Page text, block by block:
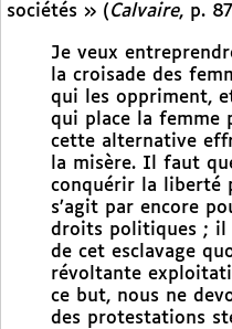
sociétés » (Calvaire, p.
Je veux
la croisade des
qui les oppriment,
qui place la femme
cette alternative
la misère. Il faut
conquérir la liberté
s’agit par encore
droits politiques ;
de cet esclavage
révoltante
ce but, nous ne
des protestations